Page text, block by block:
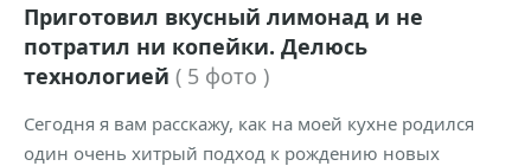
Приготовил вкусный лимонад и не
потратил ни копейки. Делюсь
технологией ( 5 фото )
Сегодня я вам расскажу, как на моей кухне родился
один очень хитрый подход к рождению новых